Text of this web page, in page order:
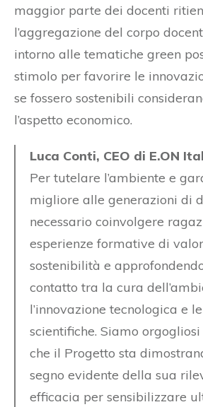
maggior parte dei docenti
l’aggregazione del corpo
intorno alle tematiche green
stimolo per favorire le
se fossero sostenibili
l’aspetto economico.
Luca Conti, CEO di E.ON
Per tutelare l’ambiente e
migliore alle generazioni di
necessario coinvolgere
esperienze formative di
sostenibilità e
contatto tra la cura
l’innovazione tecnologica e
scientifiche. Siamo
che il Progetto sta
segno evidente della sua
efficacia per sensibilizzare